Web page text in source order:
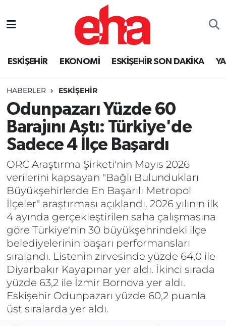
ESKİŞEHİR EKONOMİ ESKİŞEHİR SON DAKİKA
HABERLER ESKİŞEHİR
Odunpazarı Yüzde 60
Barajını Aştı: Türkiye'de
Sadece 4 İlçe Başardı
ORC Araştırma Şirketi'nin Mayıs 2026
verilerini kapsayan "Bağlı Bulundukları
Büyükşehirlerde En Başarılı Metropol
İlçeler" araştırması açıklandı. 2026 yılının ilk
4 ayında gerçekleştirilen saha çalışmasına
göre Türkiye'nin 30 büyükşehrindeki ilçe
belediyelerinin başarı performansları
sıralandı. Listenin zirvesinde yüzde 64,0 ile
Diyarbakır Kayapınar yer aldı. İkinci sırada
yüzde 63,2 ile İzmir Bornova yer aldı.
Eskişehir Odunpazarı yüzde 60,2 puanla
üst sıralarda yer aldı.